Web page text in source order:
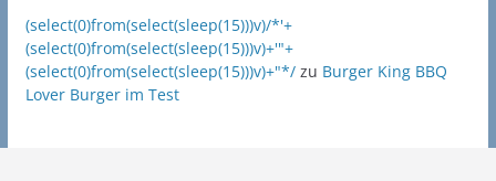
(select(0)from(select(sleep(15)))v)/*'+
(select(0)from(select(sleep(15)))v)+'"+
(select(0)from(select(sleep(15)))v)+"*/zu Burger King BBQ
Lover Burger im Test